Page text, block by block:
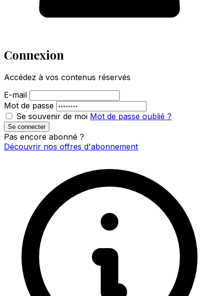
Connexion
Accédez à vos contenus réservés
E-mail
Mot de passe
Se souvenir de moi Mot de passe oublié ?
Se connecter
Pas encore abonné ?
Découvrir nos offres d'abonnement